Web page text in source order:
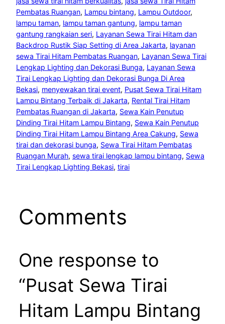
Pembatas Ruangan, Lampu bintang, Lampu Outdoor
lampu taman, lampu taman gantung, lampu taman
gantung rangkaian seri, Layanan Sewa Tirai Hitam dan
Backdrop Rustik Siap Setting di Area Jakarta, layanan
sewa Tirai Hitam Pembatas Ruangan, Layanan Sewa Tirai
Lengkap Lighting dan Dekorasi Bunga, Layanan Sewa
Tirai Lengkap Lighting dan Dekorasi Bunga Di Area
Bekasi, menyewakan tirai event, Pusat Sewa Tirai Hitam
Lampu Bintang Terbaik di Jakarta, Rental Tirai Hitam
Pembatas Ruangan di Jakarta, Sewa Kain Penutup
Dinding Tirai Hitam Lampu Bintang, Sewa Kain Penutup
Dinding Tirai Hitam Lampu Bintang Area Cakung, Sewa
tirai dan dekorasi bunga, Sewa Tirai Hitam Pembatas
Ruangan Murah, sewa tirai lengkap lampu bintang, Sewa
Tirai Lengkap Lighting Bekasi, tirai
Comments
One response to
“Pusat Sewa Tirai
Hitam Lampu Bintang